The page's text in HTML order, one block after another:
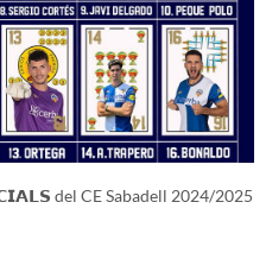
del CE Sabadell 2024/2025